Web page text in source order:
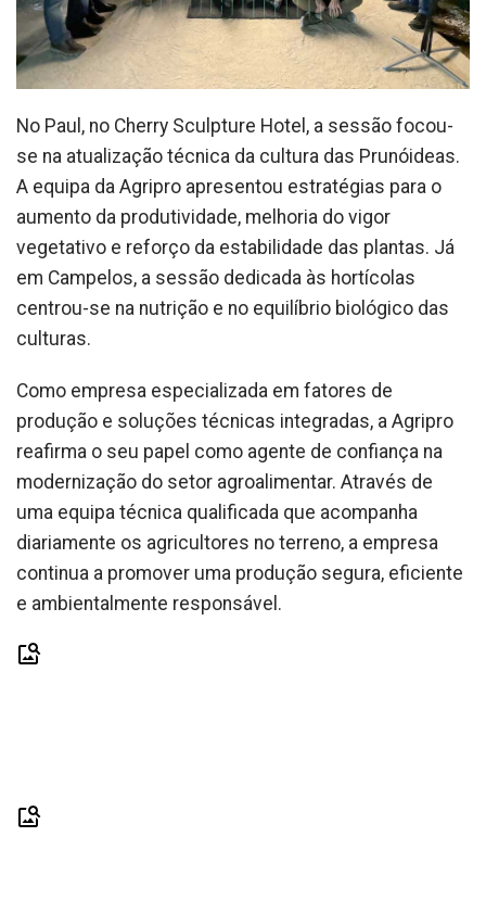
No Paul, no Cherry Sculpture Hotel, a sessão focou-
se na atualização técnica da cultura das Prunóideas.
A equipa da Agripro apresentou estratégias para o
aumento da produtividade, melhoria do vigor
vegetativo e reforço da estabilidade das plantas. Já
em Campelos, a sessão dedicada às hortícolas
centrou-se na nutrição e no equilíbrio biológico das
culturas.
Como empresa especializada em fatores de
produção e soluções técnicas integradas, a Agripro
reafirma o seu papel como agente de confiança na
modernização do setor agroalimentar. Através de
uma equipa técnica qualificada que acompanha
diariamente os agricultores no terreno, a empresa
continua a promover uma produção segura, eficiente
e ambientalmente responsável.